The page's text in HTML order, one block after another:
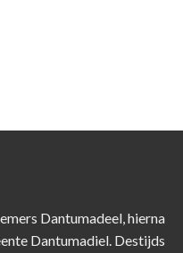
Dantumadeel, hierna
Dantumadiel. Destijds